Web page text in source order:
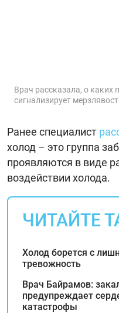
Врач рассказала, о каких
сигнализирует
Ранее специалист
холод – это группа
проявляются в виде
воздействии холода.
ЧИТАЙТЕ
Холод борется с
тревожность
Врач Байрамов:
предупреждает
катастрофы